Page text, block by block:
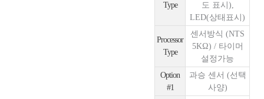
Type
도 표시),
LED(상태표시)
Processor
Type
센서방식 (NTS
5KΩ) / 타이머
설정가능
Option
#1
과승 센서 (선택
사양)